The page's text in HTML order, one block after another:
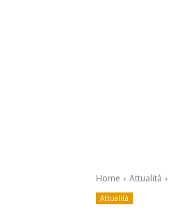
Home Attualità
Attualità